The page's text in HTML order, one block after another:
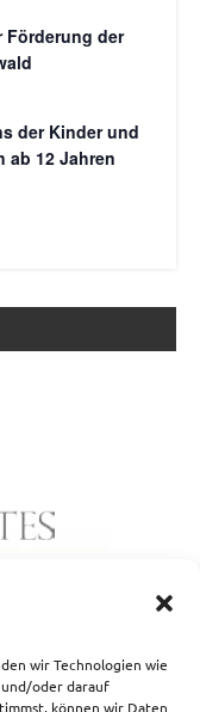
wir Technologien wie
oder darauf
können wir Daten
Förderung der
der Kinder und
ab 12 Jahren